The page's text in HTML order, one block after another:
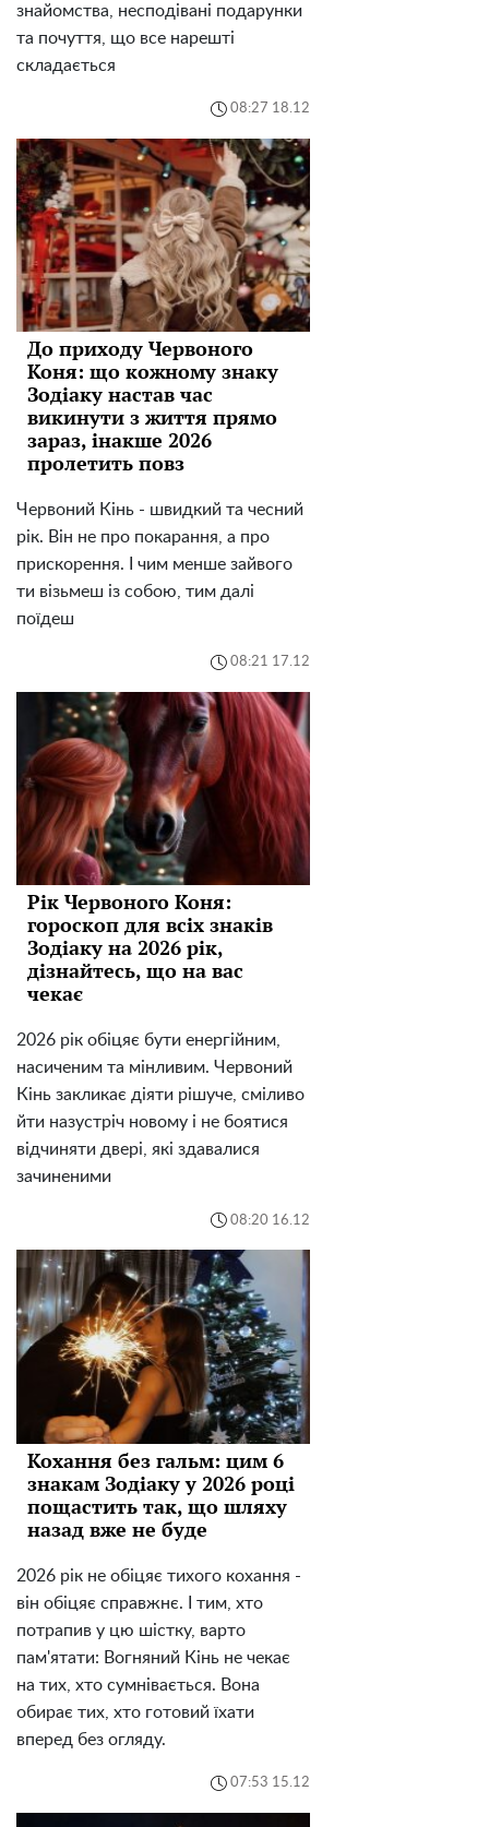
знайомства, несподівані подарунки
та почуття, що все нарешті
складається
08:27 18.12
До приходу Червоного
Коня: що кожному знаку
Зодіаку настав час
викинути з життя прямо
зараз, інакше 2026
пролетить повз
Червоний Кінь - швидкий та чесний
рік. Він не про покарання, а про
прискорення. І чим менше зайвого
ти візьмеш із собою, тим далі
поїдеш
08:21 17.12
Рік Червоного Коня:
гороскоп для всіх знаків
Зодіаку на 2026 рік,
дізнайтесь, що на вас
чекає
2026 рік обіцяє бути енергійним,
насиченим та мінливим. Червоний
Кінь закликає діяти рішуче, сміливо
йти назустріч новому і не боятися
відчиняти двері, які здавалися
зачиненими
08:20 16.12
Кохання без гальм: цим 6
знакам Зодіаку у 2026 році
пощастить так, що шляху
назад вже не буде
2026 рік не обіцяє тихого кохання -
він обіцяє справжнє. І тим, хто
потрапив у цю шістку, варто
пам'ятати: Вогняний Кінь не чекає
на тих, хто сумнівається. Вона
обирає тих, хто готовий їхати
вперед без огляду.
07:53 15.12